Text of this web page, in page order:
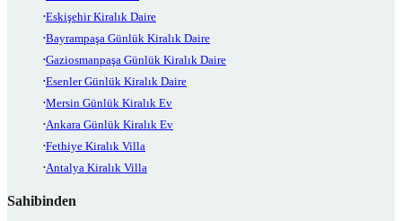
Eskişehir Kiralık Daire
Bayrampaşa Günlük Kiralık Daire
Gaziosmanpaşa Günlük Kiralık Daire
Esenler Günlük Kiralık Daire
Mersin Günlük Kiralık Ev
Ankara Günlük Kiralık Ev
Fethiye Kiralık Villa
Antalya Kiralık Villa
Sahibinden